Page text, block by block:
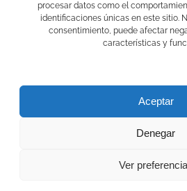
procesar datos como el
identificaciones únicas en este sitio.
consentimiento, puede afectar
características y
Aceptar
Denegar
Ver
Acceder
Feed de entradas
Feed de comentarios
© 2026 APPS CAMELOT.